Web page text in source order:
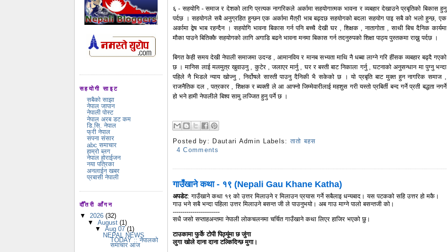
सहयोगी साइट
सबैको साझा
नेपाल जापान
नेपाली पोस्ट
नेपाल अरब डट कम
डि.सि. नेपाल
फ्री नेपाल
सपना संसार
abc समाचार
हाम्रो ब्लग
नेपाल होराईजन
नया पत्रिका
अनलाईन खबर
प्रबासी नेपाली
दौँतरी आँगन
▼ 2026 (32)
▼ August (1)
▼Aug 07(1)
NEPAL NEWS
TODAY :: नेपालको
समाचार आज
६ - सहयोगि - समाज र देशको लागि प्रत्यक नागरिकले अर्कामा सहयोगात्मक भावना र व्यबहार देखाउने प्रबृतिको बिकास हुनु
पर्दछ । सहयोगले सबै अनुग्रहित हुन्छन एक अर्कामा मैत्री भाब बढ्दछ सहयोगको बदला सहयोग पाइ सबै को भलो हुन्छ, एक
अर्कामा द्वेष भाब रहन्दैन । सहयोगि भावना बिकास गर्न पनि बच्चै देखी घर , शिक्षक , नातागोता , साथी बिच दैनिक कार्यमा
मौका पाउने बितिक्कै सहयोगको लागि अगाडि बढने भावना मनमा बिकास गर्न तदनुरुपको शिक्षा पाठ्य पुस्तकमा राख्नु पर्दछ ।
बिगत केही समय देखी नेपाली समाजमा उदन्ड , आमानविय र मानब सभ्यता माथि नै धब्बा लाग्ने गरि हींसक व्यबहार बढ्दै गएको
छ । मानिस लाई मलमुत्र खुवाउनु , कुटेर , जलाएर मार्नु , घर र बस्ती बाट निकाला गर्नु , घटनाको अनुसन्धान मा पुग्नु भन्दा
पहिले नै भिडले न्याय खोज्नु , निर्दोषले सास्ती पाउनु दैनिकी भै सकेको छ । यो प्रबृति बाट मुक्त हुन नागरिक समाज ,
राजनैतिक दल , पत्रकार , शिक्षक र ब्यक्ती ले आ आफ्नो जिम्मेवारीलाई महशुस गरी यस्तो प्रबिर्ती बन्द गर्ने प्रती बद्धता नगर्ने
हो भने हामी नेपालीले बिश्व सामु लज्जित हुनु पर्ने छ ।
Posted by: Dautari Admin Labels:तातो बहस
4 Comments
गाउँखाने कथा - १९ (Nepali Gau Khane Katha)
अपडेट: गाउँखाने कथा १९ को उत्तर मिलाउने र मिलाउन प्रयास गर्ने सबैलाइ धन्यबाद। यस पटकको सहि उत्तर हो मकै।
गाउ भने सबै भन्दा पहिला उत्तर मिलाउने बसन्त जी ले पाउनुभयो। अब गाउ माग्ने पालो बसन्तजी को।
------------------------
सधै जसो सप्ताहअन्तमा नेपाली लोकचलनमा चर्चित गाउँखाने कथा लिएर हाजिर भएको छु।
टाउकामा फुर्के टोपी पिठ्यूंमा छ जुंगा
लुगा खोले दाना दाना टल्किदिन्छ मुगा।